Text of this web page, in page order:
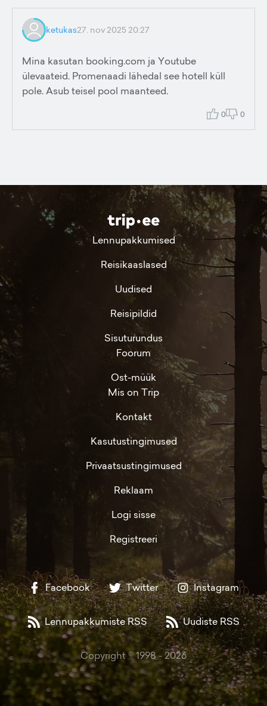
ketukas27. nov 2025 20:27
Mina kasutan booking.com ja Youtube
ülevaateid. Promenaadi lähedal see hotell küll
pole. Asub teisel pool maanteed.
0 0
Lennupakkumised
Reisikaaslased
Uudised
Reisipildid
Sisuturundus
Foorum
Ost-müük
Mis on Trip
Kontakt
Kasutustingimused
Privaatsustingimused
Reklaam
Logi sisse
Registreeri
Facebook Twitter Instagram
Lennupakkumiste RSS Uudiste RSS
Copyright © 1998 -2026